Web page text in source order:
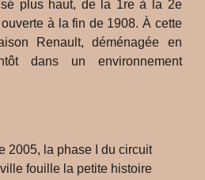
plus haut, de la 1re à la 2e
à la fin de 1908. À cette
Renault, déménagée en
dans un environnement
2005, la phase I du circuit
fouille la petite histoire